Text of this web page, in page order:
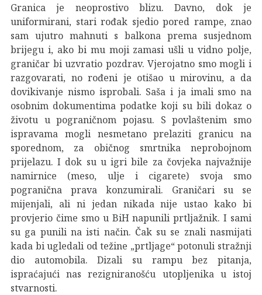
Granica je neoprostivo blizu. Davno, dok je
uniformirani, stari rođak sjedio pored rampe, znao
sam ujutro mahnuti s balkona prema susjednom
brijegu i, ako bi mu moji zamasi ušli u vidno polje,
graničar bi uzvratio pozdrav. Vjerojatno smo mogli i
razgovarati, no rođeni je otišao u mirovinu, a da
dovikivanje nismo isprobali. Saša i ja imali smo na
osobnim dokumentima podatke koji su bili dokaz o
životu u pograničnom pojasu. S povlaštenim smo
ispravama mogli nesmetano prelaziti granicu na
sporednom, za običnog smrtnika neprobojnom
prijelazu. I dok su u igri bile za čovjeka najvažnije
namirnice (meso, ulje i cigarete) svoja smo
pogranična prava konzumirali. Graničari su se
mijenjali, ali ni jedan nikada nije ustao kako bi
provjerio čime smo u BiH napunili prtljažnik. I sami
su ga punili na isti način. Čak su se znali nasmijati
kada bi ugledali od težine „prtljage“ potonuli stražnji
dio automobila. Dizali su rampu bez pitanja,
ispraćajući nas rezigniranošću utopljenika u istoj
stvarnosti.